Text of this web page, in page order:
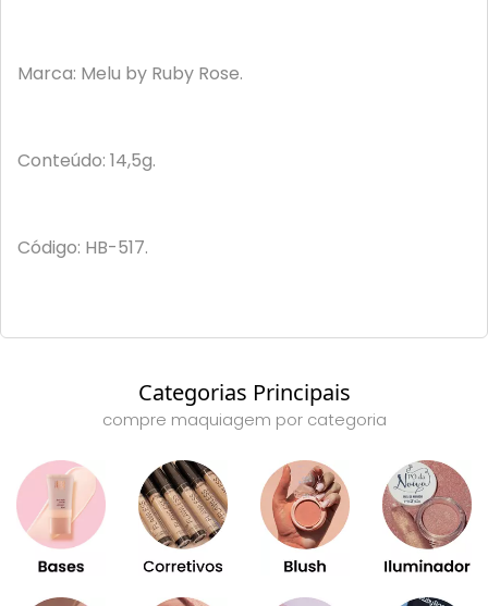
Marca: Melu by Ruby Rose.
Conteúdo: 14,5g.
Código: HB-517.
Categorias Principais
compre maquiagem por categoria